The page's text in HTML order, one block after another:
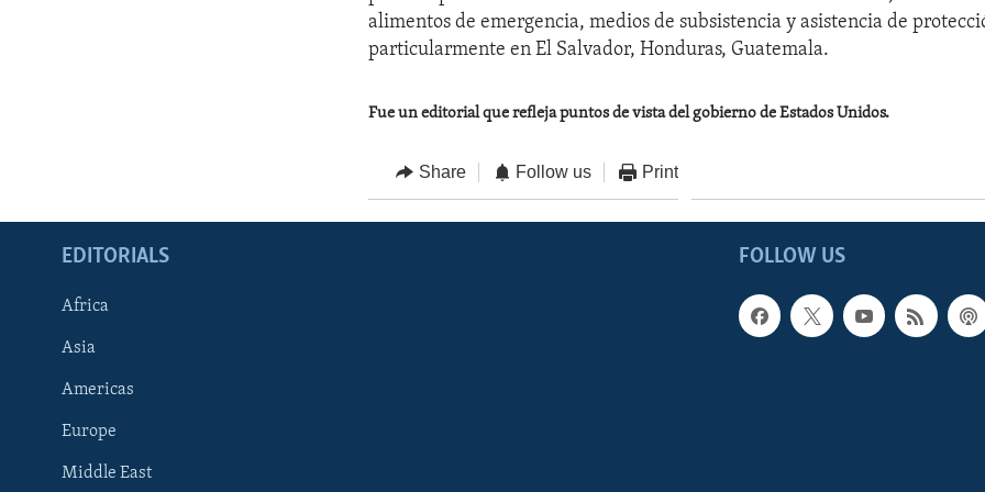
alimentos de emergencia, medios de subsistencia y asistencia de
particularmente en El Salvador, Honduras, Guatemala.
Fue un editorial que refleja puntos de vista del gobierno de Estados Unidos.
Share Follow us Print
FOLLOW US
EDITORIALS
Africa
Asia
Americas
Europe
Middle East